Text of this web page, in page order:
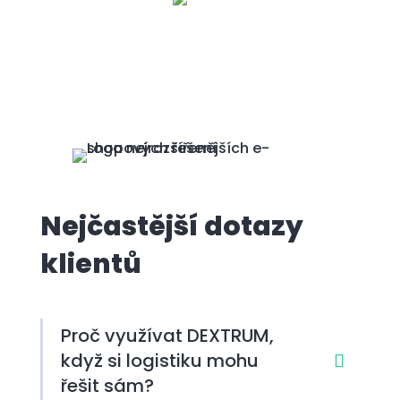
Nejčastější dotazy
klientů
Proč využívat DEXTRUM,
když si logistiku mohu
řešit sám?